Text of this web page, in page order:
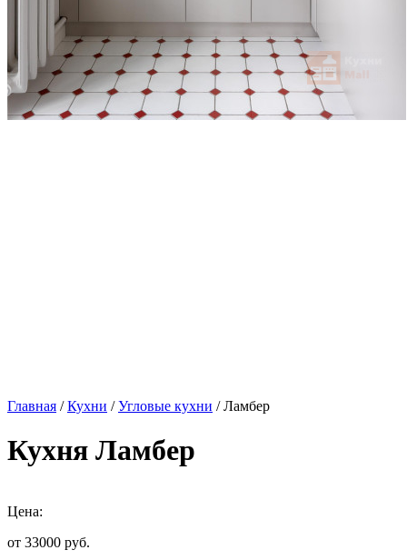
Главная /Кухни /Угловые кухни / Ламбер
Кухня Ламбер
Цена:
от 33000 руб.